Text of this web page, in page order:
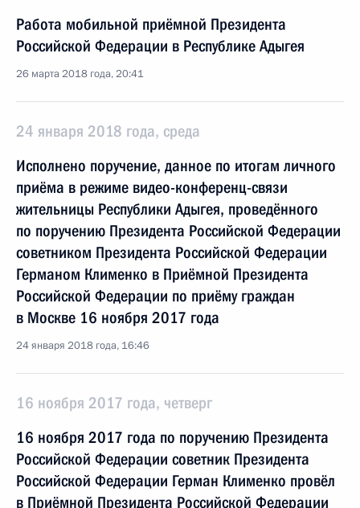
Работа мобильной приёмной Президента
Российской Федерации в Республике Адыгея
26 марта 2018 года, 20:41
24 января 2018 года, среда
Исполнено поручение, данное по итогам личного
приёма в режиме видео-конференц-связи
жительницы Республики Адыгея, проведённого
по поручению Президента Российской Федерации
советником Президента Российской Федерации
Германом Клименко в Приёмной Президента
Российской Федерации по приёму граждан
в Москве 16 ноября 2017 года
24 января 2018 года, 16:46
16 ноября 2017 года, четверг
16 ноября 2017 года по поручению Президента
Российской Федерации советник Президента
Российской Федерации Герман Клименко провёл
в Приёмной Президента Российской Федерации